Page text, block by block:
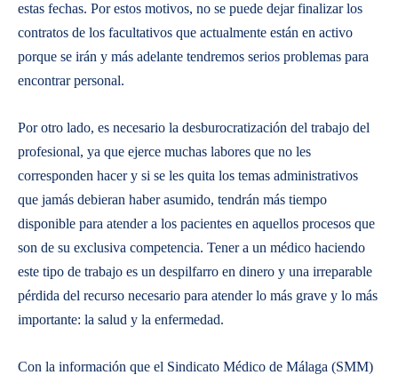
estas fechas. Por estos motivos, no se puede dejar finalizar los
contratos de los facultativos que actualmente están en activo
porque se irán y más adelante tendremos serios problemas para
encontrar personal.
Por otro lado, es necesario la desburocratización del trabajo del
profesional, ya que ejerce muchas labores que no les
corresponden hacer y si se les quita los temas administrativos
que jamás debieran haber asumido, tendrán más tiempo
disponible para atender a los pacientes en aquellos procesos que
son de su exclusiva competencia. Tener a un médico haciendo
este tipo de trabajo es un despilfarro en dinero y una irreparable
pérdida del recurso necesario para atender lo más grave y lo más
importante: la salud y la enfermedad.
Con la información que el Sindicato Médico de Málaga (SMM)